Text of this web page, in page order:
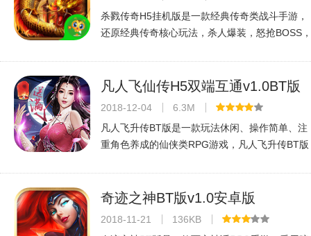
杀戮传奇H5挂机版是一款经典传奇类战斗手游，
还原经典传奇核心玩法，杀人爆装，怒抢BOSS，
传奇H5挂机版简介《杀戮传奇
凡人飞仙传H5双端互通v1.0BT版
2018-12-04
6.3M
凡人飞升传BT版是一款玩法休闲、操作简单、注
重角色养成的仙侠类RPG游戏，凡人飞升传BT版
酷炫的技能特效，爽快的打击感，让玩
奇迹之神BT版v1.0安卓版
2018-11-21
136KB